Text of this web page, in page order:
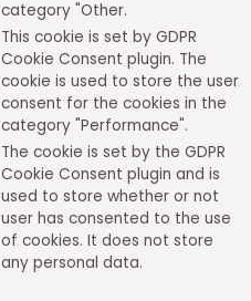
category "Other.
This cookie is set by GDPR
Cookie Consent plugin. The
cookie is used to store the user
consent for the cookies in the
category "Performance".
The cookie is set by the GDPR
Cookie Consent plugin and is
used to store whether or not
user has consented to the use
of cookies. It does not store
any personal data.